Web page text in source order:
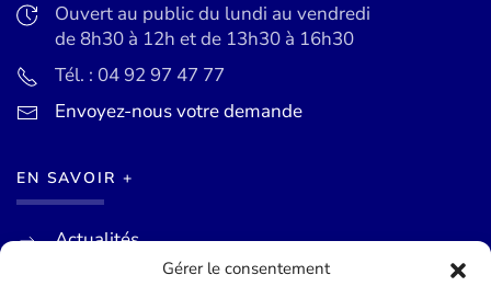
Gérer le consentement
Ouvert au public du lundi au vendredi
de 8h30 à 12h et de 13h30 à 16h30
Tél. : 04 92 97 47 77
Envoyez-nous votre demande
EN SAVOIR +
Actualités
Agenda des événements